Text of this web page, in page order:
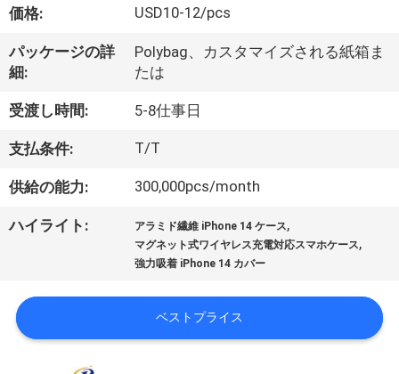
ョ
ー
私
た
ち
に
し
て
価格: USD10-12/pcs
パッケージの詳
細:
Polybag、カスタマイズされる紙箱ま
たは
受渡し時間: 5-8仕事日
支払条件: T/T
供給の能力: 300,000pcs/month
ハイライト: アラミド繊維 iPhone 14 ケース,
マグネット式ワイヤレス充電対応スマホケース,
強力吸着 iPhone 14 カバー
ベストプライス